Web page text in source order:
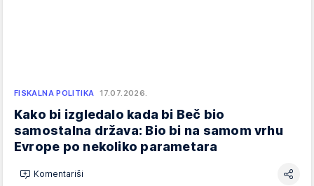
FISKALNA POLITIKA 17.07.2026.
Kako bi izgledalo kada bi Beč bio
samostalna država: Bio bi na samom vrhu
Evrope po nekoliko parametara
Komentariši